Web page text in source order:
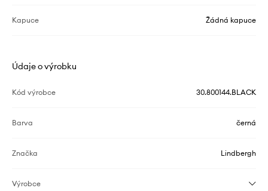
Kapuce Žádná kapuce
Údaje o výrobku
Kód výrobce 30.800144.BLACK
Barva černá
Značka Lindbergh
Výrobce